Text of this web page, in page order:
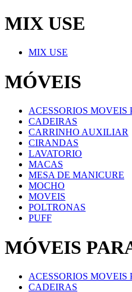
MIX USE
MIX USE
MÓVEIS
ACESSORIOS MOVEIS
CADEIRAS
CARRINHO AUXILIAR
CIRANDAS
LAVATORIO
MACAS
MESA DE MANICURE
MOCHO
MOVEIS
POLTRONAS
PUFF
MÓVEIS
ACESSORIOS MOVEIS
CADEIRAS